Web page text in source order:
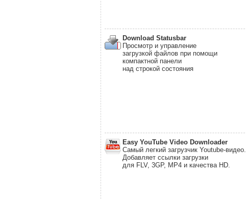
Download Statusbar
Просмотр и управление
загрузкой файлов при помощи
компактной панели
над строкой состояния
Easy YouTube Video Downloader
Самый легкий загрузчик Youtube-видео.
Добавляет ссылки загрузки
для FLV, 3GP, MP4 и качества HD.